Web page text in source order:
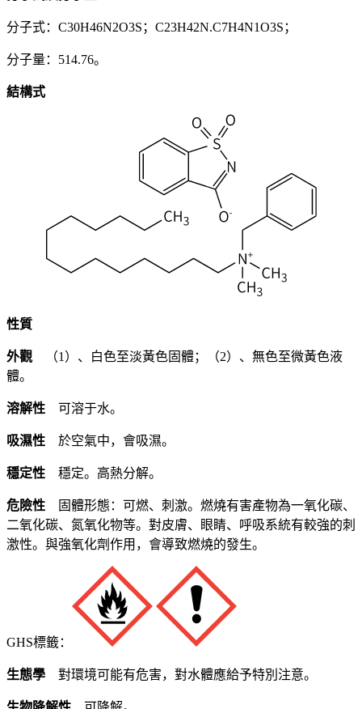
分子式：C30H46N2O3S；C23H42N.C7H4N1O3S；
分子量：514.76。
結構式
性質
外觀
（1）、白色至淡黃色固體；（2）、無色至微黃色液
體。
溶解性 可溶于水。
吸濕性 於空氣中，會吸濕。
穩定性 穩定。高熱分解。
危險性
固體形態：可燃、刺激。燃燒有害產物為一氧化碳、
二氧化碳、氮氧化物等。對皮膚、眼睛、呼吸系統有較強的刺
激性。與強氧化劑作用，會導致燃燒的發生。
GHS標籤：
生態學 對環境可能有危害，對水體應給予特別注意。